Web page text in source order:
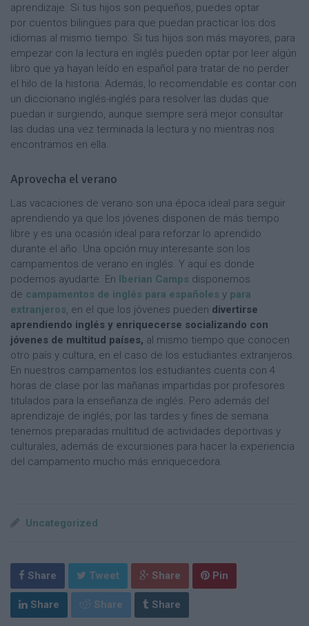
aprendizaje. Si tus hijos son pequeños, puedes optar
por cuentos bilingües para que puedan practicar los dos
idiomas al mismo tiempo. Si tus hijos son más mayores, para
empezar con la lectura en inglés pueden optar por leer algún
libro que ya hayan leído en español para tratar de no perder
el hilo de la historia. Además, lo recomendable es contar con
un diccionario inglés-inglés para resolver las dudas que
puedan ir surgiendo, aunque siempre será mejor consultar
las dudas una vez terminada la lectura y no mientras nos
encontramos en ella.
Aprovecha el verano
Las vacaciones de verano son una época ideal para seguir
aprendiendo ya que los jóvenes disponen de más tiempo
libre y es una ocasión ideal para reforzar lo aprendido
durante el año. Una opción muy interesante son los
campamentos de verano en inglés. Y aquí es donde
podemos ayudarte. En Iberian Camps disponemos
de campamentos de inglés para españoles y para
extranjeros, en el que los jóvenes pueden divertirse
aprendiendo inglés y enriquecerse socializando con
jóvenes de multitud países, al mismo tiempo que conocen
otro país y cultura, en el caso de los estudiantes extranjeros.
En nuestros campamentos los estudiantes cuenta con 4
horas de clase por las mañanas impartidas por profesores
titulados para la enseñanza de inglés. Pero además del
aprendizaje de inglés, por las tardes y fines de semana
tenemos preparadas multitud de actividades deportivas y
culturales, además de excursiones para hacer la experiencia
del campamento mucho más enriquecedora.
Uncategorized
Share Tweet Share Pin
Share Share Share